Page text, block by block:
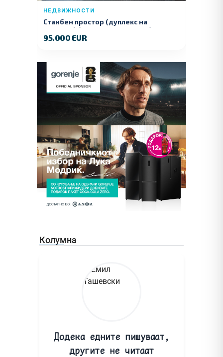
НЕДВИЖНОСТИ
Станбен простор (дуплекс на
продажба) – Ул. Стојан Арсов бр. 1,
Куманово
95.000 EUR
Колумна
Додека едните пишуваат,
другите не читаат